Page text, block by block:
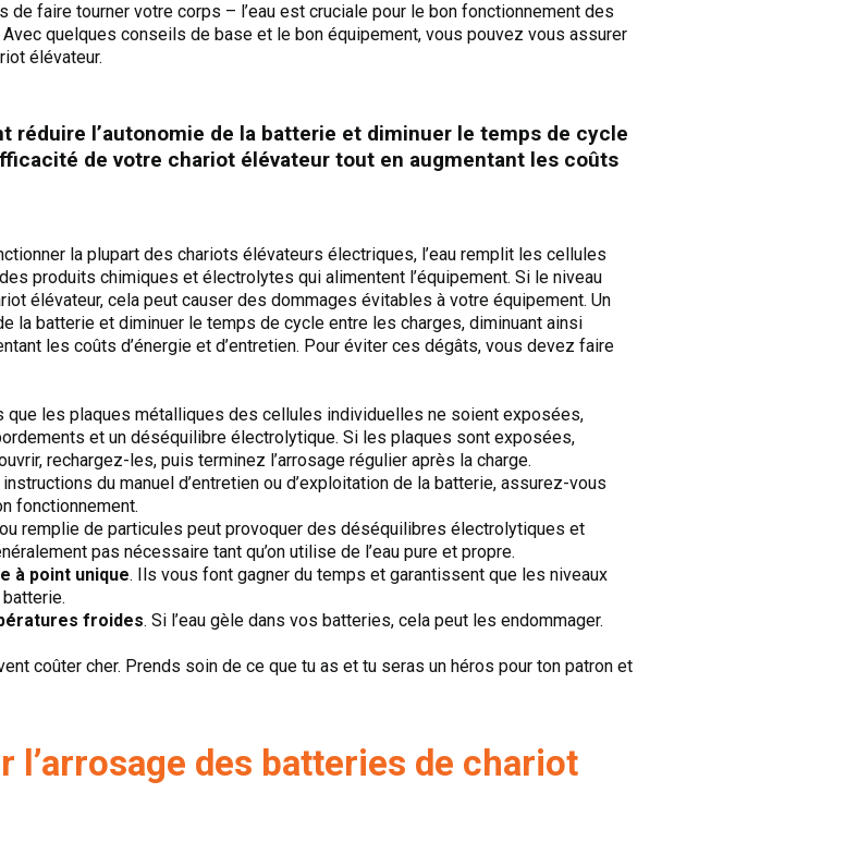
de faire tourner votre corps – l’eau est cruciale pour le bon fonctionnement des
quelques conseils de base et le bon équipement, vous pouvez vous assurer
élévateur.
réduire l’autonomie de la batterie et diminuer le temps de cycle
de votre chariot élévateur tout en augmentant les coûts
la plupart des chariots élévateurs électriques, l’eau remplit les cellules
produits chimiques et électrolytes qui alimentent l’équipement. Si le niveau
élévateur, cela peut causer des dommages évitables à votre équipement. Un
la batterie et diminuer le temps de cycle entre les charges, diminuant ainsi
les coûts d’énergie et d’entretien. Pour éviter ces dégâts, vous devez faire
que les plaques métalliques des cellules individuelles ne soient exposées,
et un déséquilibre électrolytique. Si les plaques sont exposées,
rechargez-les, puis terminez l’arrosage régulier après la charge.
du manuel d’entretien ou d’exploitation de la batterie, assurez-vous
fonctionnement.
ou remplie de particules peut provoquer des déséquilibres électrolytiques et
pas nécessaire tant qu’on utilise de l’eau pure et propre.
à point unique. Ils vous font gagner du temps et garantissent que les niveaux
froides. Si l’eau gèle dans vos batteries, cela peut les endommager.
coûter cher. Prends soin de ce que tu as et tu seras un héros pour ton patron et
l’arrosage des batteries de chariot